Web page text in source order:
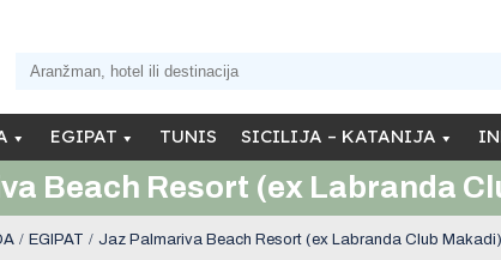
EGIPAT TUNIS SICILIJA – KATANIJA
Beach Resort (ex Labranda
EGIPAT Jaz Palmariva Beach Resort (ex Labranda Club Makadi)